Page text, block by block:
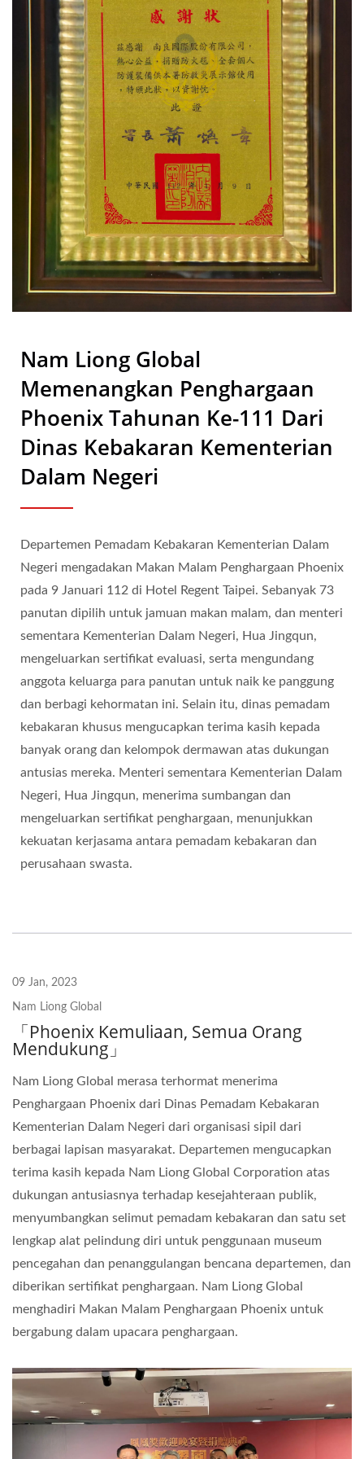
Selama Lebih Dari 50 Tahun
| Nam Liong
Nam Liong Global
Memenangkan Penghargaan
Phoenix Tahunan Ke-111 Dari
Dinas Kebakaran Kementerian
Dalam Negeri
Departemen Pemadam Kebakaran Kementerian Dalam
Negeri mengadakan Makan Malam Penghargaan Phoenix
pada 9 Januari 112 di Hotel Regent Taipei. Sebanyak 73
panutan dipilih untuk jamuan makan malam, dan menteri
sementara Kementerian Dalam Negeri, Hua Jingqun,
mengeluarkan sertifikat evaluasi, serta mengundang
anggota keluarga para panutan untuk naik ke panggung
dan berbagi kehormatan ini. Selain itu, dinas pemadam
kebakaran khusus mengucapkan terima kasih kepada
banyak orang dan kelompok dermawan atas dukungan
antusias mereka. Menteri sementara Kementerian Dalam
Negeri, Hua Jingqun, menerima sumbangan dan
mengeluarkan sertifikat penghargaan, menunjukkan
kekuatan kerjasama antara pemadam kebakaran dan
perusahaan swasta.
09 Jan, 2023
Nam Liong Global
「Phoenix Kemuliaan, Semua Orang
Mendukung」
Nam Liong Global merasa terhormat menerima
Penghargaan Phoenix dari Dinas Pemadam Kebakaran
Kementerian Dalam Negeri dari organisasi sipil dari
berbagai lapisan masyarakat. Departemen mengucapkan
terima kasih kepada Nam Liong Global Corporation atas
dukungan antusiasnya terhadap kesejahteraan publik,
menyumbangkan selimut pemadam kebakaran dan satu set
lengkap alat pelindung diri untuk penggunaan museum
pencegahan dan penanggulangan bencana departemen, dan
diberikan sertifikat penghargaan. Nam Liong Global
menghadiri Makan Malam Penghargaan Phoenix untuk
bergabung dalam upacara penghargaan.